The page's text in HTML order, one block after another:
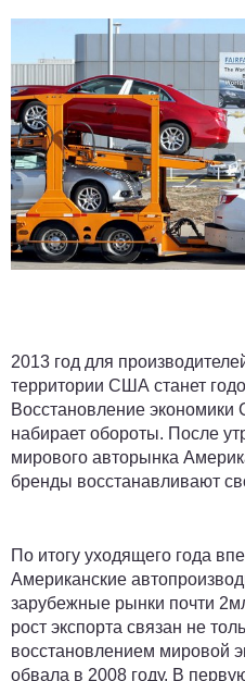
2013 год для
территории США станет
Восстановление
набирает обороты. После
мирового авторынка
бренды восстанавливают
По итогу уходящего года
Американские
зарубежные рынки почти
рост экспорта связан не
восстановлением мировой
обвала в 2008 году. В